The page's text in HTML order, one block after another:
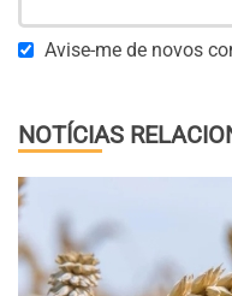
Avise-me de novos
NOTÍCIAS